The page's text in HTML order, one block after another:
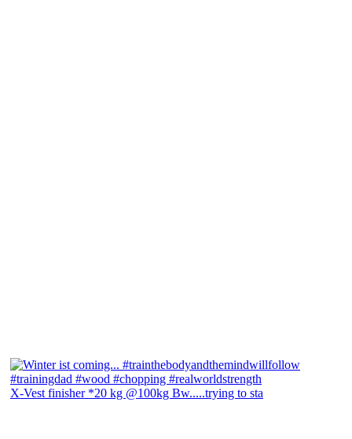
X-Vest finisher *20 kg @100kg Bw.....trying to sta